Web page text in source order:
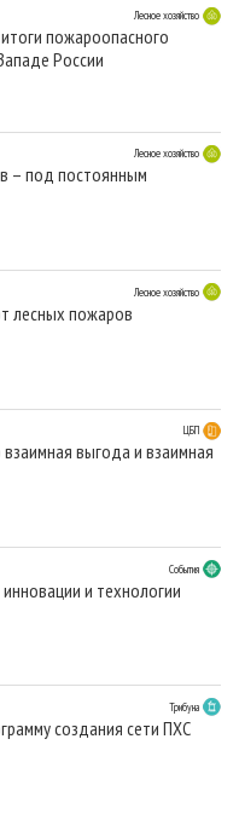
Лесное хозяйство
пожароопасного
России
Лесное хозяйство
– под постоянным
Лесное хозяйство
лесных пожаров
ЦБП
выгода и взаимная
События
и технологии
Трибуна
создания сети ПХС